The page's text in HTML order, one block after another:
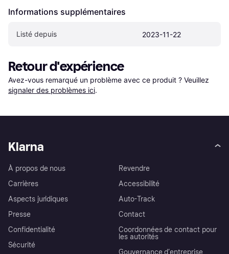
Informations supplémentaires
Listé depuis 2023-11-22
Retour d'expérience
Avez-vous remarqué un problème avec ce produit ? Veuillez
signaler des problèmes ici.
Klarna
À propos de nous
Carrières
Aspects juridiques
Presse
Confidentialité
Sécurité
Revendre
Accessibilité
Auto-Track
Contact
Coordonnées de contact pour
les autorités